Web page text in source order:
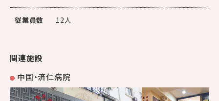
従業員数 12人
関連施設
中国・済仁病院